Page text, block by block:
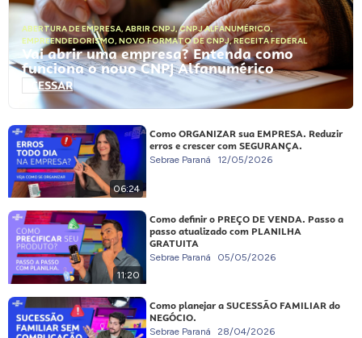
ABERTURA DE EMPRESA, ABRIR CNPJ,CNPJ ALFANUMÉRICO,
EMPREENDEDORISMO, NOVO FORMATO DE CNPJ,RECEITA FEDERAL
Vai abrir uma empresa? Entenda como
funciona o novo CNPJ Alfanumérico
ACESSAR
06:24
Como ORGANIZAR sua EMPRESA. Reduzir
erros e crescer com SEGURANÇA.
Sebrae Paraná 12/05/2026
11:20
Como definir o PREÇO DE VENDA. Passo a
passo atualizado com PLANILHA
GRATUITA
Sebrae Paraná 05/05/2026
Como planejar a SUCESSÃO FAMILIAR do
NEGÓCIO.
Sebrae Paraná 28/04/2026